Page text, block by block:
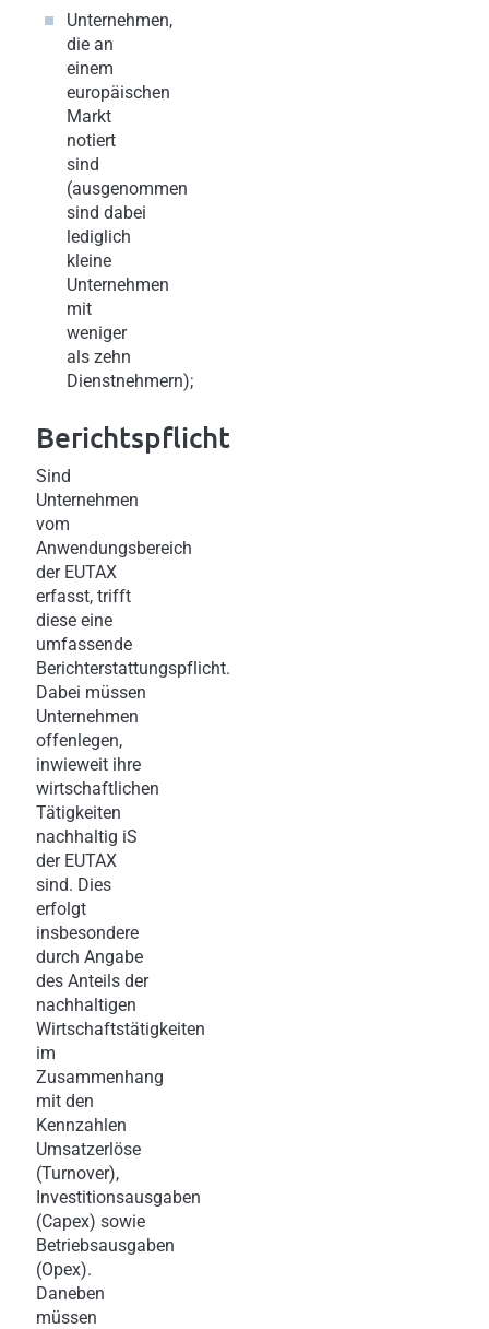
Unternehmen,
die an
einem
europäischen
Markt
notiert
sind
(ausgenommen
sind dabei
lediglich
kleine
Unternehmen
mit
weniger
als zehn
Dienstnehmern);
Berichtspflicht
Sind
Unternehmen
vom
Anwendungsbereich
der EUTAX
erfasst, trifft
diese eine
umfassende
Berichterstattungspflicht.
Dabei müssen
Unternehmen
offenlegen,
inwieweit ihre
wirtschaftlichen
Tätigkeiten
nachhaltig iS
der EUTAX
sind. Dies
erfolgt
insbesondere
durch Angabe
des Anteils der
nachhaltigen
Wirtschaftstätigkeiten
im
Zusammenhang
mit den
Kennzahlen
Umsatzerlöse
(Turnover),
Investitionsausgaben
(Capex) sowie
Betriebsausgaben
(Opex).
Daneben
müssen